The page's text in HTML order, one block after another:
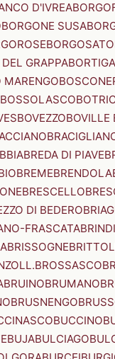
D'IVREA
BORGONE SUSA
GRAPPA
MARENGO
BOSSOLASCO
BOVEZZOBOVILLE
BREDA DI PIAVE
BREMEBRENDOLA
BRESCELLO
DI BEDERO
FRASCATA
BRISSOGNE
BROSSASCO
BRUINOBRUMANO
BRUSNENGO
BUCCINO
BUJABULCIAGO